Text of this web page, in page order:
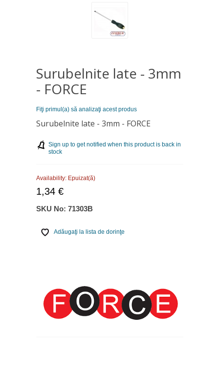
Surubelnite late - 3mm
- FORCE
Fiţi primul(a) să analizaţi acest produs
Surubelnite late - 3mm - FORCE
Sign up to get notified when this product is back in
stock
Availability: Epuizat(ă)
1,34 €
SKU No: 71303B
Adăugaţi la lista de dorinţe